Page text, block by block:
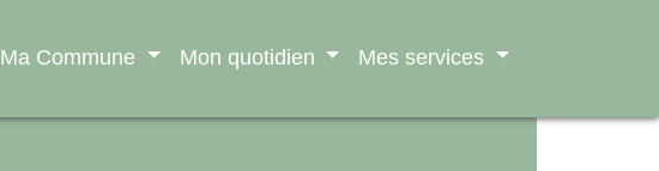
Ma Commune Mon quotidien Mes services